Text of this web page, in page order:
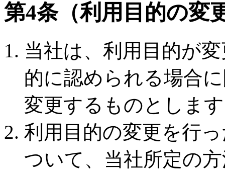
第4条（利用目的の変
当社は、利用目的が
的に認められる場合
変更するものとしま
利用目的の変更を行
ついて、当社所定の